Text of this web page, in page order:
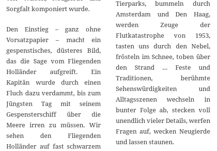
Sorgfalt komponiert wurde.
Den Einstieg – ganz ohne
Vorsatzpapier – macht ein
gespenstisches, düsteres Bild,
das die Sage vom Fliegenden
Holländer aufgreift. Ein
Kapitän wurde durch einen
Fluch dazu verdammt, bis zum
Jüngsten Tag mit seinem
Gespensterschiff über die
Meere irren zu müssen. Wir
sehen den Fliegenden
Holländer auf fast schwarzem
Tierparks, bummeln durch
Amsterdam und Den Haag,
werden Zeuge der
Flutkatastrophe von 1953,
tasten uns durch den Nebel,
frösteln im Schnee, toben über
den Strand … Feste und
Traditionen, berühmte
Sehenswürdigkeiten und
Alltagsszenen wechseln in
bunter Folge ab, stecken voll
unendlich vieler Details, werfen
Fragen auf, wecken Neugierde
und lassen staunen.